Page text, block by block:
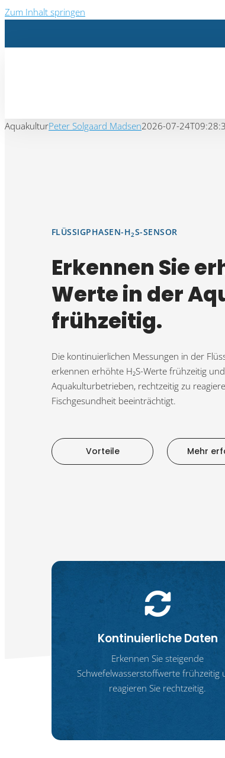
Zum Inhalt springen
AquakulturPeter Solgaard Madsen2026-07-
FLÜSSIGPHASEN-H2S-SENSOR
Erkennen Sie
Werte in der
frühzeitig.
Die kontinuierlichen Messungen in der
erkennen erhöhte H₂S-Werte frühzeitig
Aquakulturbetrieben, rechtzeitig zu
Fischgesundheit beeinträchtigt.
Vorteile Mehr
Kontinuierliche Daten
Erkennen Sie steigende
Schwefelwasserstoffwerte frühzeitig
reagieren Sie rechtzeitig.